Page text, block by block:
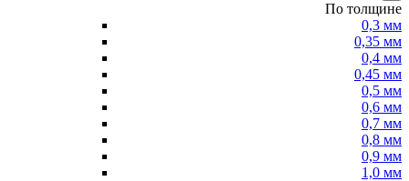
По толщине
0,3 мм
0,35 мм
0,4 мм
0,45 мм
0,5 мм
0,6 мм
0,7 мм
0,8 мм
0,9 мм
1,0 мм